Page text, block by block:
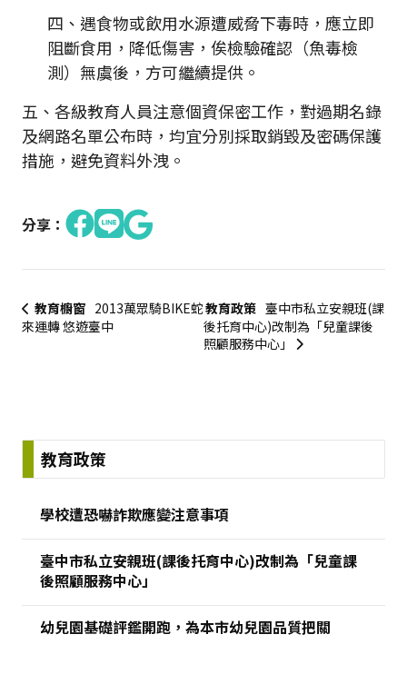
四、遇食物或飲用水源遭威脅下毒時，應立即
阻斷食用，降低傷害，俟檢驗確認（魚毒檢
測）無虞後，方可繼續提供。
五、各級教育人員注意個資保密工作，對過期名錄
及網路名單公布時，均宜分別採取銷毀及密碼保護
措施，避免資料外洩。
分享：
教育櫥窗 2013萬眾騎BIKE蛇
來運轉 悠遊臺中
教育政策 臺中市私立安親班(課
後托育中心)改制為「兒童課後
照顧服務中心」
:::教育政策
學校遭恐嚇詐欺應變注意事項
臺中市私立安親班(課後托育中心)改制為「兒童課
後照顧服務中心」
幼兒園基礎評鑑開跑，為本市幼兒園品質把關